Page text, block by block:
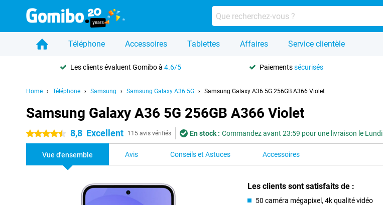
Téléphone Accessoires Tablettes Affaires Service clientèle
Les clients évaluent Gomibo à4.6/5 Paiementssécurisés
Home Téléphone Samsung Samsung Galaxy A36 5G Samsung Galaxy A36 5G 256GB A366 Violet
Samsung Galaxy A36 5G 256GB A366 Violet
4.5 étoiles 8,8 Excellent 115 avis vérifiés En stock : Commandez avant 23:59 pour une livraison le Lundi
Vue d'ensemble Avis Conseils et Astuces Accessoires
Les clients sont satisfaits de :
50 caméra mégapixel, 4k qualité vidéo